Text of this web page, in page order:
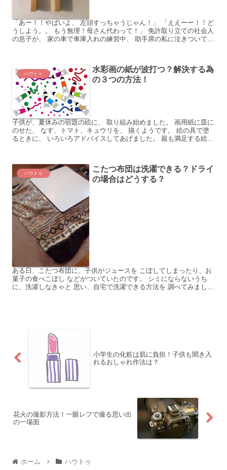
「あー！！やばいよ、 左頭すっちゃうじゃん！」 「ええーー！！ど
うしよう。。 もう無理！母さん代わって！」 免許取り立ての社会人
の息子が、 家の車で車庫入れの練習中、 助手席の私に泣きついてき
ハウトゥ
水彩画の紙が波打つ？解決する為
の３つの方法！
子供が、夏休みの宿題の絵に、 取り組み始めました。 画用紙に皿に
のせた、 なす、トマト、キュウリを、 描くようです。 絵の具で塗
るときに、 いろいろアドバイスしてあげました。 親も満足する絵
ハウトゥ
こたつ布団は洗濯できる？ドライ
の場合はどうする？
ある日、こたつ布団に、子供がジュースを こぼしてしまったり、お
菓子の食べこぼし などがついていたのです。 シミにならないうち
に、洗濯しなきゃと 思い、自宅で洗濯できる方法を 調べてみまし
小学生の化粧は肌に負担！子供も聞き入
れるおしゃれ作法は？
花火の撮影方法！一眼レフで撮る思い出
の一場面
ホーム ハウトゥ